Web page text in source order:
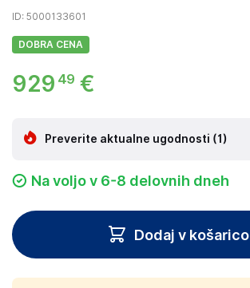
ID: 5000133601
DOBRA CENA
929 49 €
Preverite aktualne ugodnosti (1)
Na voljo v 6-8 delovnih dneh
Dodaj v košarico